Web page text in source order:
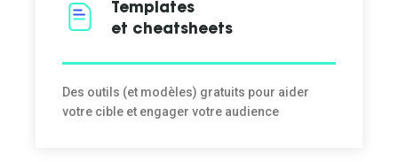
Templates
et cheatsheets
Des outils (et modèles) gratuits pour aider
votre cible et engager votre audience